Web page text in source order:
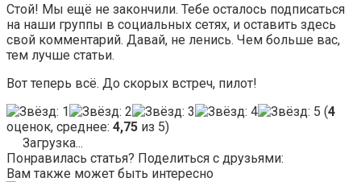
Стой! Мы ещё не закончили. Тебе осталось подписаться
на наши группы в социальных сетях, и оставить здесь
свой комментарий. Давай, не ленись. Чем больше вас,
тем лучше статьи.
Вот теперь всё. До скорых встреч, пилот!
(4
оценок, среднее: 4,75 из 5)
Загрузка...
Понравилась статья? Поделиться с друзьями:
Вам также может быть интересно